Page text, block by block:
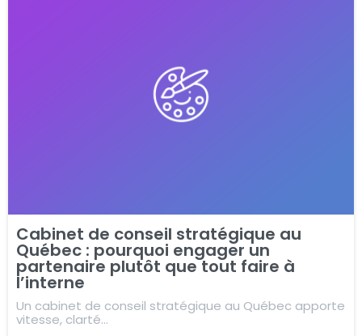
Cabinet de conseil stratégique au
Québec : pourquoi engager un
partenaire plutôt que tout faire à
l’interne
Un cabinet de conseil stratégique au Québec apporte
vitesse, clarté…